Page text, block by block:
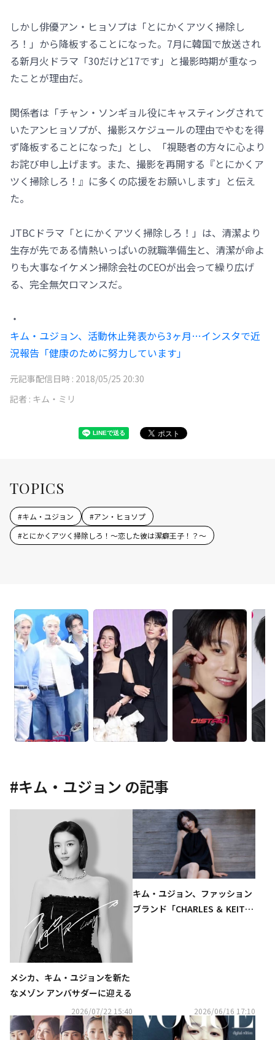
しかし俳優アン・ヒョソプは「とにかくアツく掃除し
ろ！」から降板することになった。7月に韓国で放送され
る新月火ドラマ「30だけど17です」と撮影時期が重なっ
たことが理由だ。
関係者は「チャン・ソンギョル役にキャスティングされて
いたアンヒョソプが、撮影スケジュールの理由でやむを得
ず降板することになった」とし、「視聴者の方々に心より
お詫び申し上げます。また、撮影を再開する『とにかくア
ツく掃除しろ！』に多くの応援をお願いします」と伝え
た。
JTBCドラマ「とにかくアツく掃除しろ！」は、清潔より
生存が先である情熱いっぱいの就職準備生と、清潔が命よ
りも大事なイケメン掃除会社のCEOが出会って繰り広げ
る、完全無欠ロマンスだ。
・
キム・ユジョン、活動休止発表から3ヶ月…インスタで近
況報告「健康のために努力しています」
元記事配信日時 : 2018/05/25 20:30
記者 : キム・ミリ
TOPICS
#キム・ユジョン #アン・ヒョソプ
#とにかくアツく掃除しろ！～恋した彼は潔癖王子！？～
#キム・ユジョン の記事
メシカ、キム・ユジョンを新た
なメゾン アンバサダーに迎える
2026/07/22 15:40
キム・ユジョン、ファッション
ブランド「CHARLES ＆ KEIT
2026/06/16 17:10